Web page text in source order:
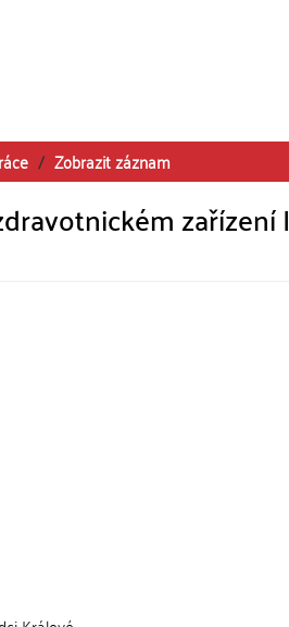
Zobrazit záznam
zařízení I